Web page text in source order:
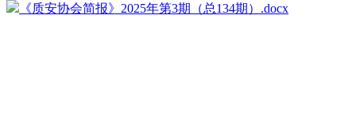
《质安协会简报》2025年第3期（总134期）.docx